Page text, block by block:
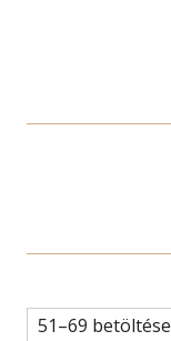
51–69 betöltése